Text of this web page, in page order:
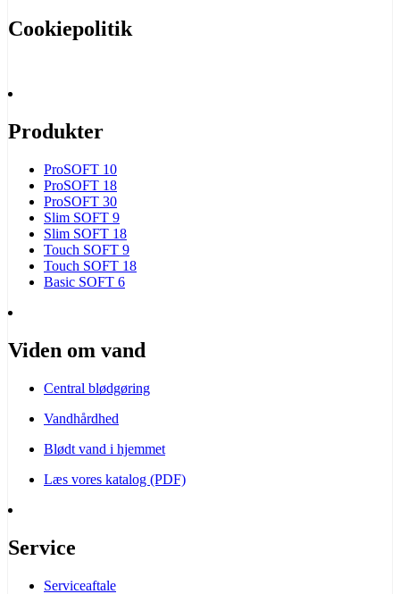
Cookiepolitik
Produkter
ProSOFT 10
ProSOFT 18
ProSOFT 30
Slim SOFT 9
Slim SOFT 18
Touch SOFT 9
Touch SOFT 18
Basic SOFT 6
Viden om vand
Central blødgøring
Vandhårdhed
Blødt vand i hjemmet
Læs vores katalog (PDF)
Service
Serviceaftale